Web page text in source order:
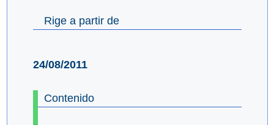
Rige a partir de
24/08/2011
Contenido